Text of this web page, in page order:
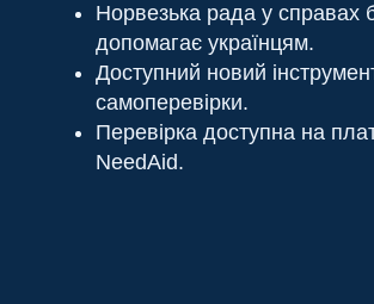
Норвезька рада у справах
допомагає українцям.
Доступний новий
самоперевірки.
Перевірка доступна на
NeedAid.